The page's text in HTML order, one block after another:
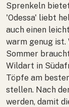
Sprenkeln
'Odessa' liebt
auch einen
warm genug ist.
Sommer
Wildart in
Töpfe am
stellen. Nach
werden, damit